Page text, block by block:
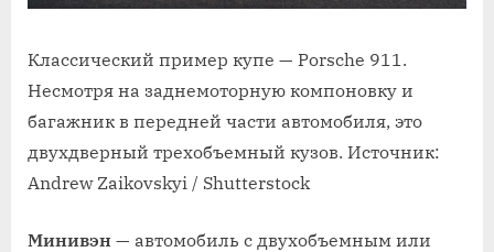
Классический пример купе — Porsche 911.
Несмотря на заднемоторную компоновку и
багажник в передней части автомобиля, это
двухдверный трехобъемный кузов. Источник:
Andrew Zaikovskyi / Shutterstock
Минивэн — автомобиль с двухобъемным или